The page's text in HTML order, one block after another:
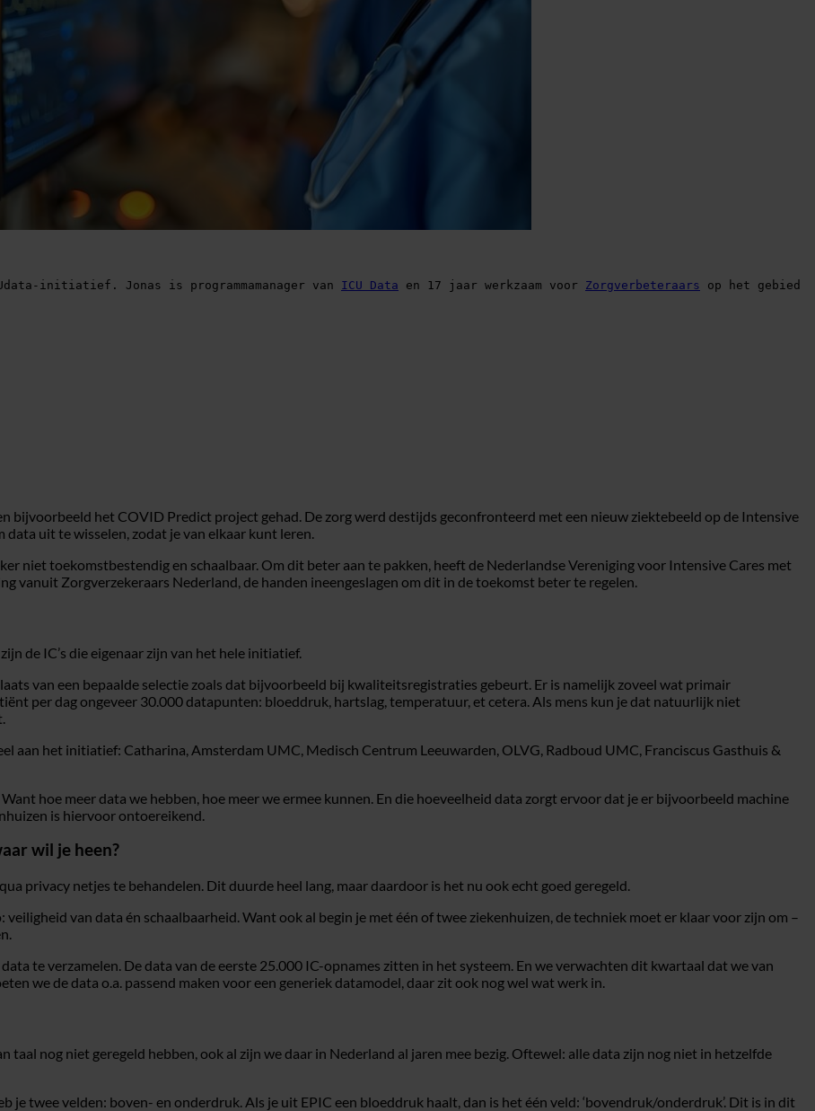
initiatief. Jonas is programmamanager van ICU Data en 17 jaar werkzaam voor Zorgverbeteraars op het gebied
het COVID Predict project gehad. De zorg werd destijds geconfronteerd met een nieuw ziektebeeld op de Intensive
uit te wisselen, zodat je van elkaar kunt leren.
niet toekomstbestendig en schaalbaar. Om dit beter aan te pakken, heeft de Nederlandse Vereniging voor Intensive Cares met
vanuit Zorgverzekeraars Nederland, de handen ineengeslagen om dit in de toekomst beter te regelen.
de IC’s die eigenaar zijn van het hele initiatief.
van een bepaalde selectie zoals dat bijvoorbeeld bij kwaliteitsregistraties gebeurt. Er is namelijk zoveel wat primair
per dag ongeveer 30.000 datapunten: bloeddruk, hartslag, temperatuur, et cetera. Als mens kun je dat natuurlijk niet
aan het initiatief: Catharina, Amsterdam UMC, Medisch Centrum Leeuwarden, OLVG, Radboud UMC, Franciscus Gasthuis &
hoe meer data we hebben, hoe meer we ermee kunnen. En die hoeveelheid data zorgt ervoor dat je er bijvoorbeeld machine
is hiervoor ontoereikend.
wil je heen?
privacy netjes te behandelen. Dit duurde heel lang, maar daardoor is het nu ook echt goed geregeld.
van data én schaalbaarheid. Want ook al begin je met één of twee ziekenhuizen, de techniek moet er klaar voor zijn om –
te verzamelen. De data van de eerste 25.000 IC-opnames zitten in het systeem. En we verwachten dit kwartaal dat we van
we de data o.a. passend maken voor een generiek datamodel, daar zit ook nog wel wat werk in.
taal nog niet geregeld hebben, ook al zijn we daar in Nederland al jaren mee bezig. Oftewel: alle data zijn nog niet in hetzelfde
je twee velden: boven- en onderdruk. Als je uit EPIC een bloeddruk haalt, dan is het één veld: ‘bovendruk/onderdruk’. Dit is in dit